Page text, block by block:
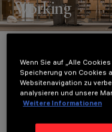
Working
DALLAS, TEXAS,
JAHR
2023
ARCHITEKTURDESIGN
ARCHITECTS
Sehr oft denken
wie über
Atmosphäre und
Wenn Sie auf „Alle
Speicherung von Cookies
Websitenavigation zu
analysieren und unsere
Weitere Informationen